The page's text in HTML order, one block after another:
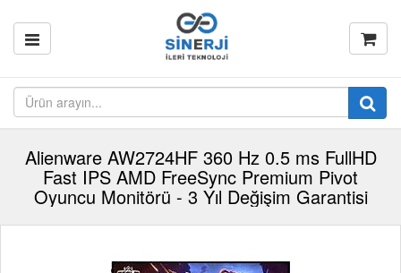
Alienware AW2724HF 360 Hz 0.5 ms FullHD
Fast IPS AMD FreeSync Premium Pivot
Oyuncu Monitörü - 3 Yıl Değişim Garantisi